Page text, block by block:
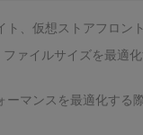
、仮想ストアフロン
ァイルサイズを最適
マンスを最適化する